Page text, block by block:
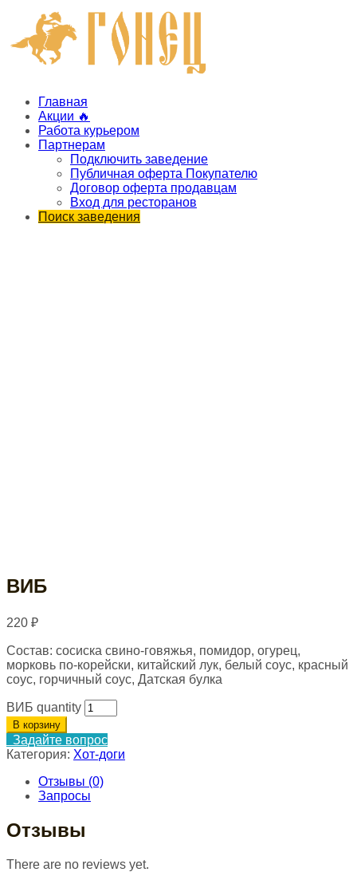
Главная
Акции 🔥
Работа курьером
Партнерам
Подключить заведение
Публичная оферта Покупателю
Договор оферта продавцам
Вход для ресторанов
Поиск заведения
ВИБ
220 ₽
Состав: сосиска свино-говяжья, помидор, огурец,
морковь по-корейски, китайский лук, белый соус, красный
соус, горчичный соус, Датская булка
ВИБ quantity
В корзину
Задайте вопрос
Категория: Хот-доги
Отзывы (0)
Запросы
Отзывы
There are no reviews yet.